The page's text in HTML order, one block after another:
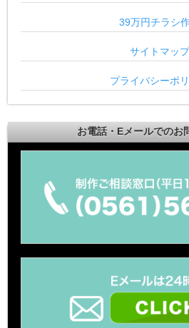
39万円チラシ
サイトマップ
プライバシーポ
お電話・Eメールでのお